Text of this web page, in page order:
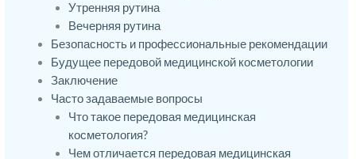
Утренняя рутина
Вечерняя рутина
Безопасность и профессиональные рекомендации
Будущее передовой медицинской косметологии
Заключение
Часто задаваемые вопросы
Что такое передовая медицинская
косметология?
Чем отличается передовая медицинская